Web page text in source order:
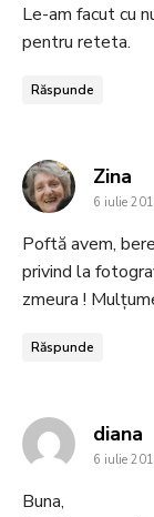
Le-am facut cu
pentru reteta.
Răspunde
Zina
6 iulie
Poftă avem,
privind la
zmeura !
Răspunde
diana
6 iulie
Buna,